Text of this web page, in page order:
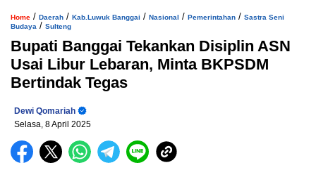
Home / Daerah / Kab.Luwuk Banggai / Nasional / Pemerintahan / Sastra Seni
Budaya / Sulteng
Bupati Banggai Tekankan Disiplin ASN
Usai Libur Lebaran, Minta BKPSDM
Bertindak Tegas
Dewi Qomariah
Selasa, 8 April 2025